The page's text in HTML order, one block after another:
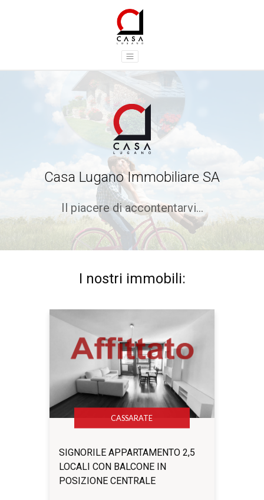
Casa Lugano Immobiliare SA
Il piacere di accontentarvi...
I nostri immobili:
CASSARATE
SIGNORILE APPARTAMENTO 2,5
LOCALI CON BALCONE IN
POSIZIONE CENTRALE